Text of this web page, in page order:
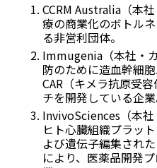
CCRM Australia（本
療の商業化のボトル
る非営利団体。
Immugenia（本社・
防のために造血幹細
CAR（キメラ抗原受
チを開発している企業
InvivoSciences（本
ヒト心臓組織プラッ
よび遺伝子編集され
により、医薬品開発